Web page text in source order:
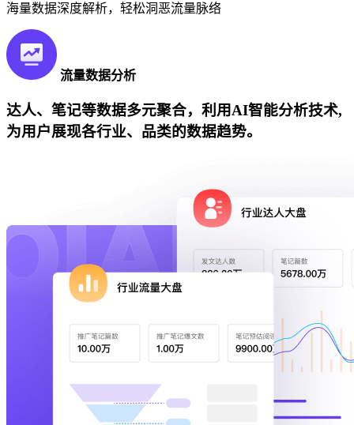
海量数据深度解析，轻松洞恶流量脉络
流量数据分析
达人、笔记等数据多元聚合，利用AI智能分析技术,
为用户展现各行业、品类的数据趋势。